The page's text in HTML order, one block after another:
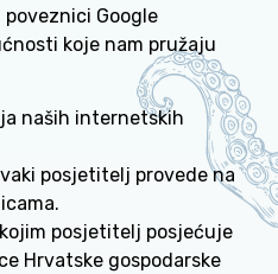
poveznici Google
koje nam pružaju
naših internetskih
posjetitelj provede na
posjetitelj posjećuje
Hrvatske gospodarske